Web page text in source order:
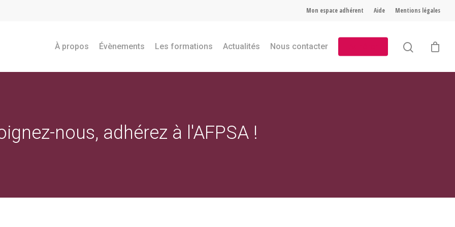
Mon espace adhérent Aide Mentions légales
À propos Évènements Les formations Actualités Nous contacter
nous, adhérez à l'AFPSA !